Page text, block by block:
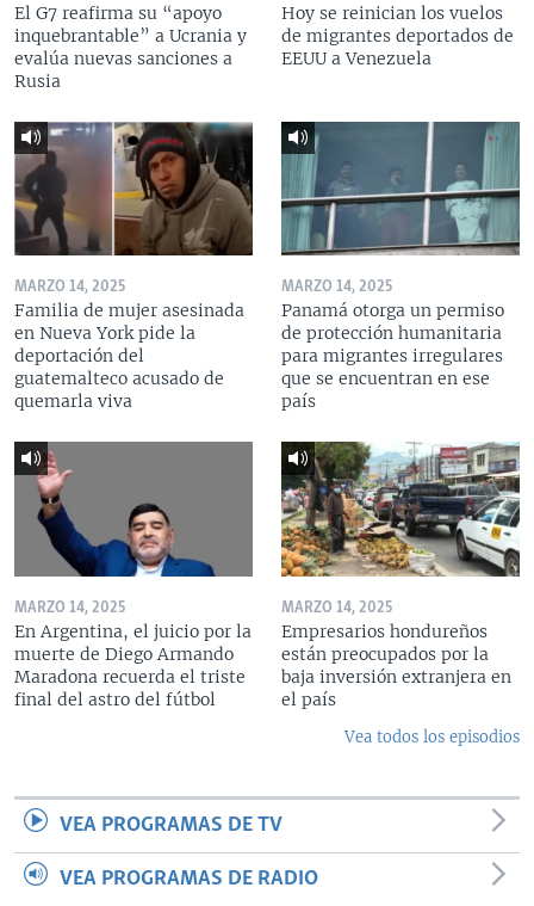
El G7 reafirma su “apoyo
inquebrantable” a Ucrania y
evalúa nuevas sanciones a
Rusia
Hoy se reinician los vuelos
de migrantes deportados de
EEUU a Venezuela
MARZO 14, 2025
Familia de mujer asesinada
en Nueva York pide la
deportación del
guatemalteco acusado de
quemarla viva
MARZO 14, 2025
Panamá otorga un permiso
de protección humanitaria
para migrantes irregulares
que se encuentran en ese
país
MARZO 14, 2025
En Argentina, el juicio por la
muerte de Diego Armando
Maradona recuerda el triste
final del astro del fútbol
MARZO 14, 2025
Empresarios hondureños
están preocupados por la
baja inversión extranjera en
el país
Vea todos los episodios
VEA PROGRAMAS DE TV
VEA PROGRAMAS DE RADIO